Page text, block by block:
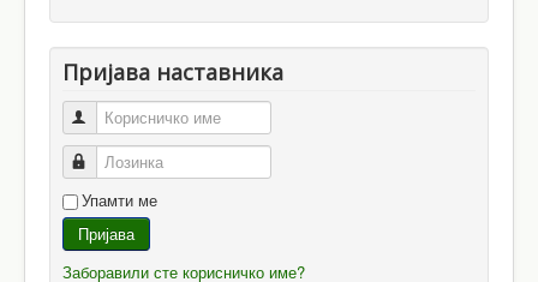
Пријава наставника
Корисничко име
Лозинка
Упамти ме
Пријава
Заборавили сте корисничко име?